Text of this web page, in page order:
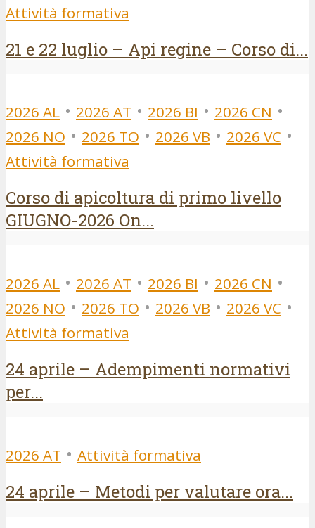
Attività formativa
21 e 22 luglio – Api regine – Corso di...
2026 AL • 2026 AT • 2026 BI • 2026 CN •
2026 NO • 2026 TO • 2026 VB • 2026 VC •
Attività formativa
Corso di apicoltura di primo livello
GIUGNO-2026 On...
2026 AL • 2026 AT • 2026 BI • 2026 CN •
2026 NO • 2026 TO • 2026 VB • 2026 VC •
Attività formativa
24 aprile – Adempimenti normativi
per...
2026 AT • Attività formativa
24 aprile – Metodi per valutare ora...